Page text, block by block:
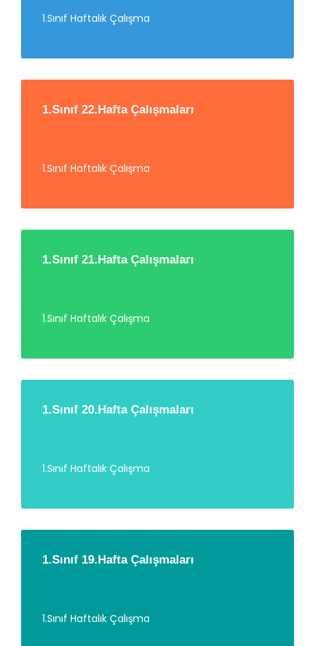
1.Sınıf Haftalık Çalışma
1.Sınıf 22.Hafta Çalışmaları
1.Sınıf Haftalık Çalışma
1.Sınıf 21.Hafta Çalışmaları
1.Sınıf Haftalık Çalışma
1.Sınıf 20.Hafta Çalışmaları
1.Sınıf Haftalık Çalışma
1.Sınıf 19.Hafta Çalışmaları
1.Sınıf Haftalık Çalışma